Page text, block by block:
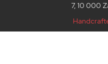
7, 10 000